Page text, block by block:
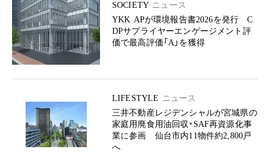
SOCIETY ニュース
YKK APが環境報告書2026を発行 C
DPサプライヤーエンゲージメント評
価で最高評価「A」を獲得
LIFESTYLE ニュース
三井不動産レジデンシャルが宮城県の
家庭用廃食用油回収・SAF再資源化事
業に参画 仙台市内11物件約2,800戸
へ